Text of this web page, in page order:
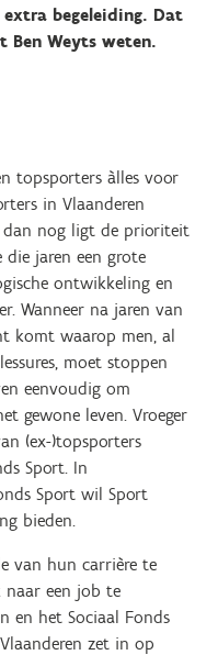
begeleiding. Dat
Ben Weyts weten.
topsporters àlles voor
in Vlaanderen
dan nog ligt de prioriteit
jaren een grote
ontwikkeling en
Wanneer na jaren van
komt waarop men, al
moet stoppen
eenvoudig om
gewone leven. Vroeger
(ex-)topsporters
Sport. In
Sport wil Sport
bieden.
van hun carrière te
naar een job te
en het Sociaal Fonds
zet in op